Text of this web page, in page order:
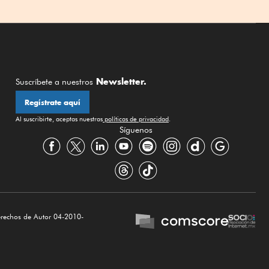
Suscríbete a nuestros Newsletter.
Regístrate aquí
Al suscribirte, aceptas nuestras políticas de privacidad
Síguenos
de Autor 04-2010-